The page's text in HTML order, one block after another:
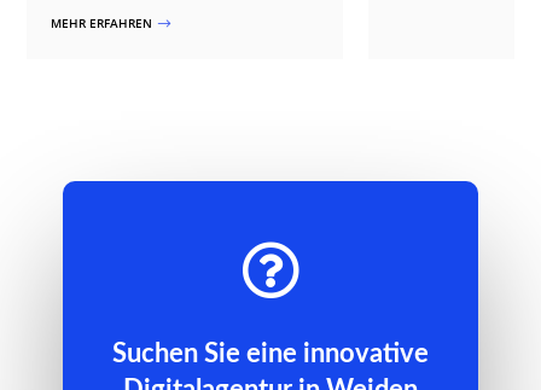
MEHR ERFAHREN $

Suchen Sie eine innovative